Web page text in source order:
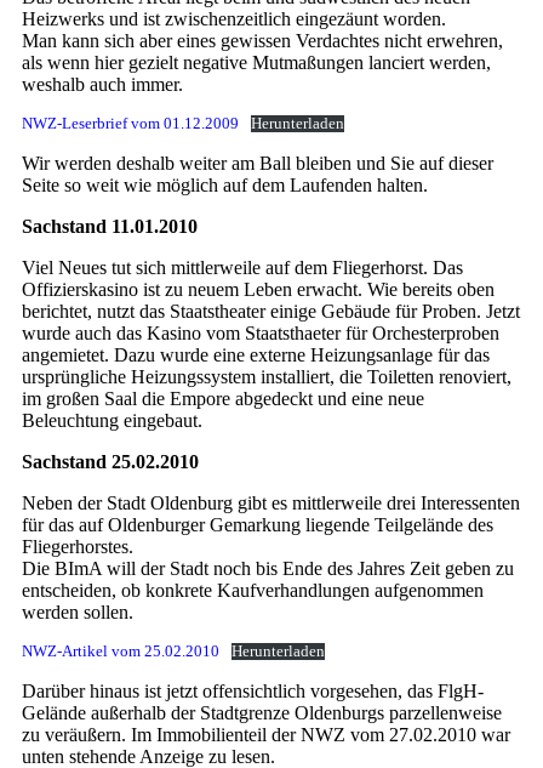
Heizwerks und ist zwischenzeitlich eingezäunt worden.
Man kann sich aber eines gewissen Verdachtes nicht erwehren,
als wenn hier gezielt negative Mutmaßungen lanciert werden,
weshalb auch immer.
NWZ-Leserbrief vom 01.12.2009 Herunterladen
Wir werden deshalb weiter am Ball bleiben und Sie auf dieser
Seite so weit wie möglich auf dem Laufenden halten.
Sachstand 11.01.2010
Viel Neues tut sich mittlerweile auf dem Fliegerhorst. Das
Offizierskasino ist zu neuem Leben erwacht. Wie bereits oben
berichtet, nutzt das Staatstheater einige Gebäude für Proben. Jetzt
wurde auch das Kasino vom Staatsthaeter für Orchesterproben
angemietet. Dazu wurde eine externe Heizungsanlage für das
ursprüngliche Heizungssystem installiert, die Toiletten renoviert,
im großen Saal die Empore abgedeckt und eine neue
Beleuchtung eingebaut.
Sachstand 25.02.2010
Neben der Stadt Oldenburg gibt es mittlerweile drei Interessenten
für das auf Oldenburger Gemarkung liegende Teilgelände des
Fliegerhorstes.
Die BImA will der Stadt noch bis Ende des Jahres Zeit geben zu
entscheiden, ob konkrete Kaufverhandlungen aufgenommen
werden sollen.
NWZ-Artikel vom 25.02.2010 Herunterladen
Darüber hinaus ist jetzt offensichtlich vorgesehen, das FlgH-
Gelände außerhalb der Stadtgrenze Oldenburgs parzellenweise
zu veräußern. Im Immobilienteil der NWZ vom 27.02.2010 war
unten stehende Anzeige zu lesen.